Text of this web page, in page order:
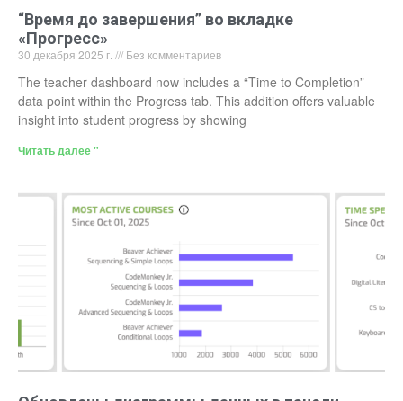
“Время до завершения” во вкладке
«Прогресс»
30 декабря 2025 г. Без комментариев
The teacher dashboard now includes a “Time to Completion”
data point within the Progress tab. This addition offers valuable
insight into student progress by showing
Читать далее "